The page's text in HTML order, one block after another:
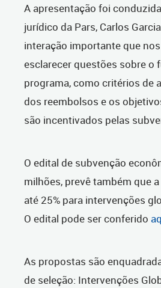
A apresentação foi
jurídico da Pars, Carlos
interação importante que
esclarecer questões sobre o
programa, como critérios de
dos reembolsos e os
são incentivados pelas
O edital de subvenção
milhões, prevê também que
até 25% para intervenções
O edital pode ser conferido
As propostas são
de seleção: Intervenções